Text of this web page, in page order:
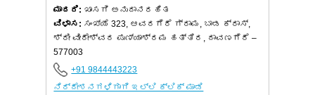
ಮಾದರಿ: ಖಾಸಗಿ ಅನುದಾನರಹಿತ
ವಿಳಾಸ: ಸಂಖ್ಯೆ 323, ಆವರಗೆರೆ ಗ್ರಾಮ, ಬಾಡ ಕ್ರಾಸ್,
ಶ್ರೀ ವೀರೇಶ್ವರ ಪುಣ್ಯಾಶ್ರಮ ಹತ್ತಿರ, ದಾವಣಗೆರೆ –
577003
+91 9844443223
ನಿರ್ದೇಶನಗಳಿಗಾಗಿ ಇಲ್ಲಿ ಕ್ಲಿಕ್ ಮಾಡಿ